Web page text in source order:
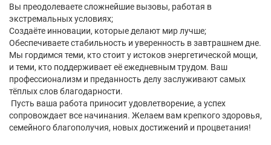
Вы преодолеваете сложнейшие вызовы, работая в
экстремальных условиях;
Создаёте инновации, которые делают мир лучше;
Обеспечиваете стабильность и уверенность в завтрашнем дне.
Мы гордимся теми, кто стоит у истоков энергетической мощи,
и теми, кто поддерживает её ежедневным трудом. Ваш
профессионализм и преданность делу заслуживают самых
тёплых слов благодарности.
Пусть ваша работа приносит удовлетворение, а успех
сопровождает все начинания. Желаем вам крепкого здоровья,
семейного благополучия, новых достижений и процветания!